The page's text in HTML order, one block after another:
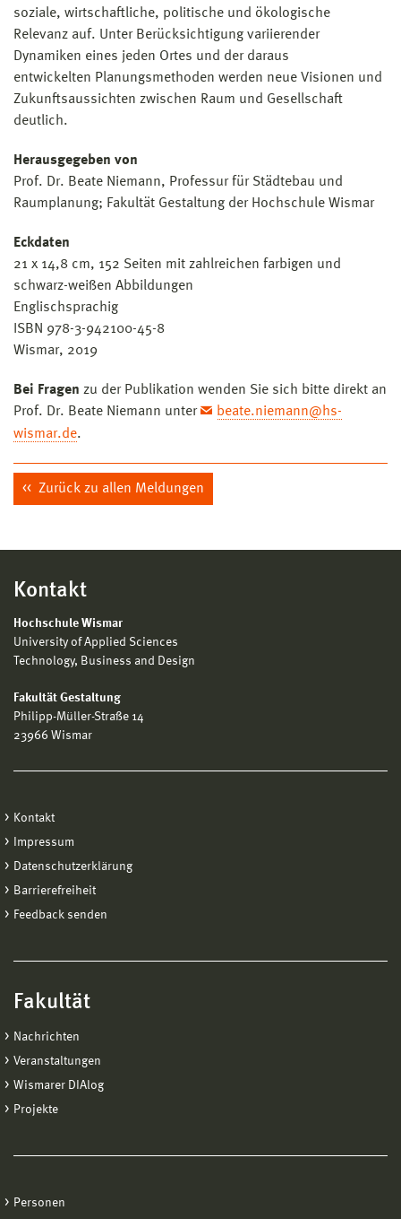
soziale, wirtschaftliche, politische und ökologische
Relevanz auf. Unter Berücksichtigung variierender
Dynamiken eines jeden Ortes und der daraus
entwickelten Planungsmethoden werden neue Visionen und
Zukunftsaussichten zwischen Raum und Gesellschaft
deutlich.
Herausgegeben von
Prof. Dr. Beate Niemann, Professur für Städtebau und
Raumplanung; Fakultät Gestaltung der Hochschule Wismar
Eckdaten
21 x 14,8 cm, 152 Seiten mit zahlreichen farbigen und
schwarz-weißen Abbildungen
Englischsprachig
ISBN 978-3-942100-45-8
Wismar, 2019
Bei Fragen zu der Publikation wenden Sie sich bitte direkt an
Prof. Dr. Beate Niemann unter
beate.niemann@hs-
wismar.de.
Zurück zu allen Meldungen
Kontakt
Hochschule Wismar
University of Applied Sciences
Technology, Business and Design
Fakultät Gestaltung
Philipp-Müller-Straße 14
23966 Wismar
Kontakt
Impressum
Datenschutzerklärung
Barrierefreiheit
Feedback senden
Fakultät
Nachrichten
Veranstaltungen
Wismarer DIAlog
Projekte
Personen